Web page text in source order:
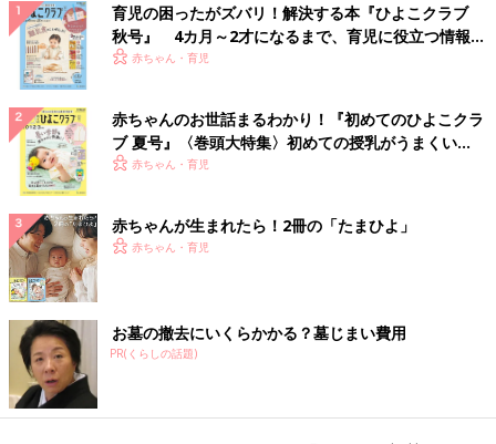
出典：Instagramアカウント「shu_ka.shu_ka」
しゅーかさんはZARAでトレーナーを大量買い！コットン100％
でしっかりした作りの生地や、鮮やかな色味が気に入っているポ
イントだとか。イエローのトレーナーは990円ほどで、その他は
育児の困ったがズバリ！解決する本『ひよこクラブ
秋号』 4カ月～2才になるまで、育児に役立つ情報が
いっぱい！
赤ちゃん・育児
赤ちゃんのお世話まるわかり！『初めてのひよこクラ
ブ 夏号』〈巻頭大特集〉初めての授乳がうまくい
く！ おっぱい・ミルクの基本と夏のトラブル 解決テ
赤ちゃん・育児
赤ちゃんが生まれたら！2冊の「たまひよ」
赤ちゃん・育児
お墓の撤去にいくらかかる？墓じまい費用
PR(くらしの話題)